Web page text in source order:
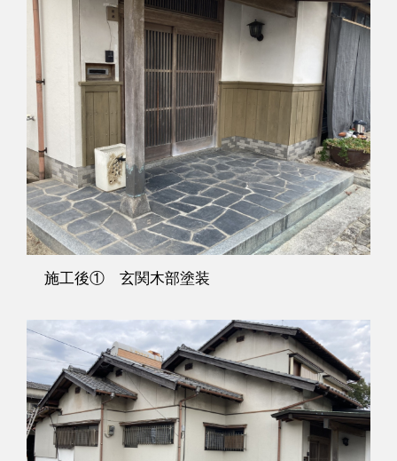
施工後① 玄関木部塗装